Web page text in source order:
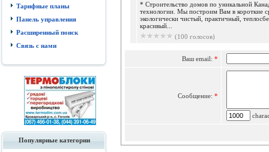
Тарифные планы
Панель управления
Расширенный поиск
Связь с нами
Популярные категории
* Строительство домов по уникальной
технологии. Мы построим Вам в короткие
экологически чистый, практичный,
красивый...
(100 голосов)
Ваш email: *
Сообщение: *